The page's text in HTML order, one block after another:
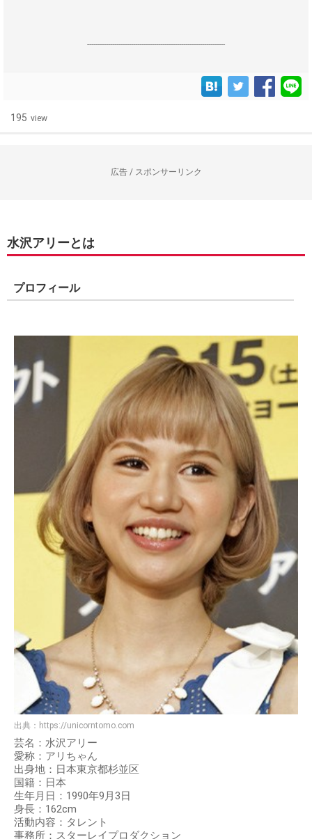
------------------------------------------------------------------
195 view
広告 / スポンサーリンク
水沢アリーとは
プロフィール
出典： https://unicorntomo.com
芸名：水沢アリー
愛称：アリちゃん
出身地：日本東京都杉並区
国籍：日本
生年月日：1990年9月3日
身長：162cm
活動内容：タレント
事務所：スターレイプロダクション